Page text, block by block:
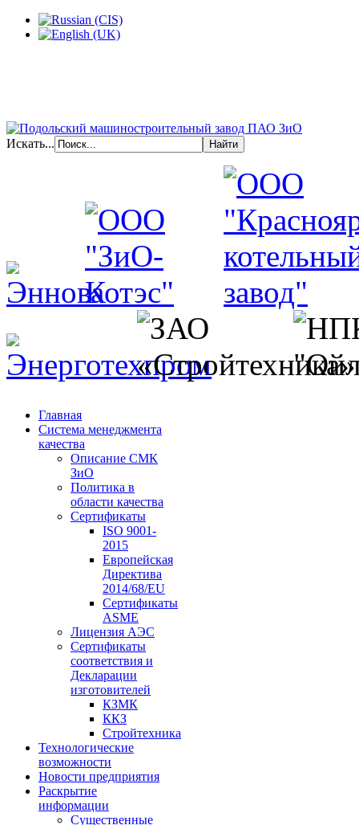
Искать...
Главная
Система менеджмента
качества
Описание СМК
ЗиО
Политика в
области качества
Сертификаты
ISO 9001-
2015
Европейская
Директива
2014/68/EU
Сертификаты
ASME
Лицензия АЭС
Сертификаты
соответствия и
Декларации
изготовителей
КЗМК
ККЗ
Стройтехника
Технологические
возможности
Новости предприятия
Раскрытие
информации
Существенные